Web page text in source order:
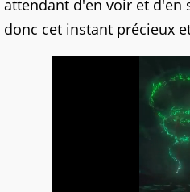
attendant d'en voir et d'en
donc cet instant précieux